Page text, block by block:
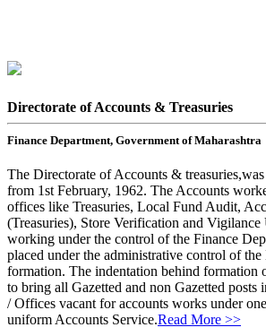
Directorate of Accounts & Treasuries
Finance Department, Government of Maharashtra
The Directorate of Accounts &
from 1st February, 1962. The Accounts
offices like Treasuries, Local Fund Audit,
(Treasuries), Store Verification and
working under the control of the Finance
placed under the administrative control of
formation. The indentation behind formation
to bring all Gazetted and non Gazetted posts
/ Offices vacant for accounts works under
uniform Accounts Service.Read More >>